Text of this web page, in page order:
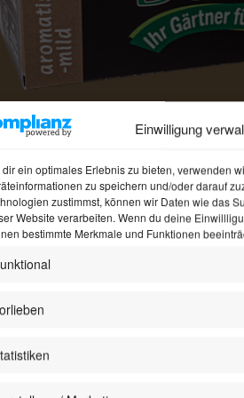
Einwilligung
dir ein optimales Erlebnis zu bieten, verwenden
zu speichern und/oder darauf
zustimmst, können wir Daten wie das
Website verarbeiten. Wenn du deine
bestimmte Merkmale und Funktionen
Brokkoli-
& nachhaltig produziert im Einklang